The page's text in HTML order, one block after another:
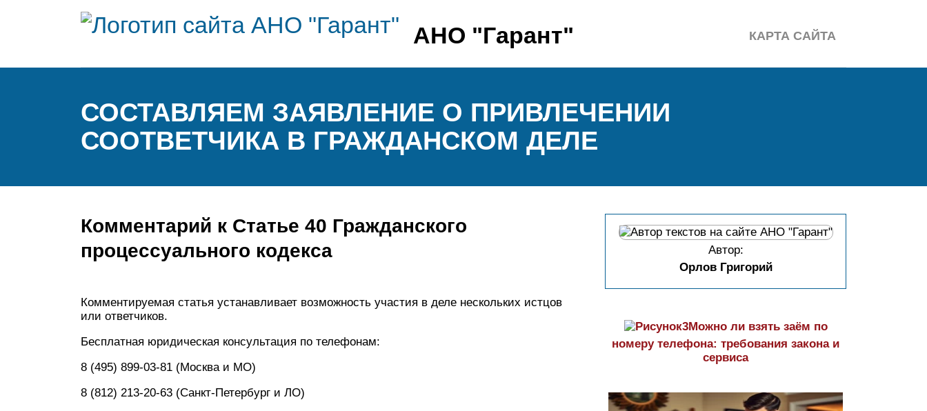
АНО "Гарант" КАРТА САЙТА
СОСТАВЛЯЕМ ЗАЯВЛЕНИЕ О ПРИВЛЕЧЕНИИ
СООТВЕТЧИКА В ГРАЖДАНСКОМ ДЕЛЕ
Комментарий к Статье 40 Гражданского
процессуального кодекса
Комментируемая статья устанавливает возможность участия в деле нескольких истцов
или ответчиков.
Бесплатная юридическая консультация по телефонам:
8 (495) 899-03-81 (Москва и МО)
8 (812) 213-20-63 (Санкт-Петербург и ЛО)
Автор:
Орлов Григорий
Можно ли взять заём по
номеру телефона: требования закона и
сервиса